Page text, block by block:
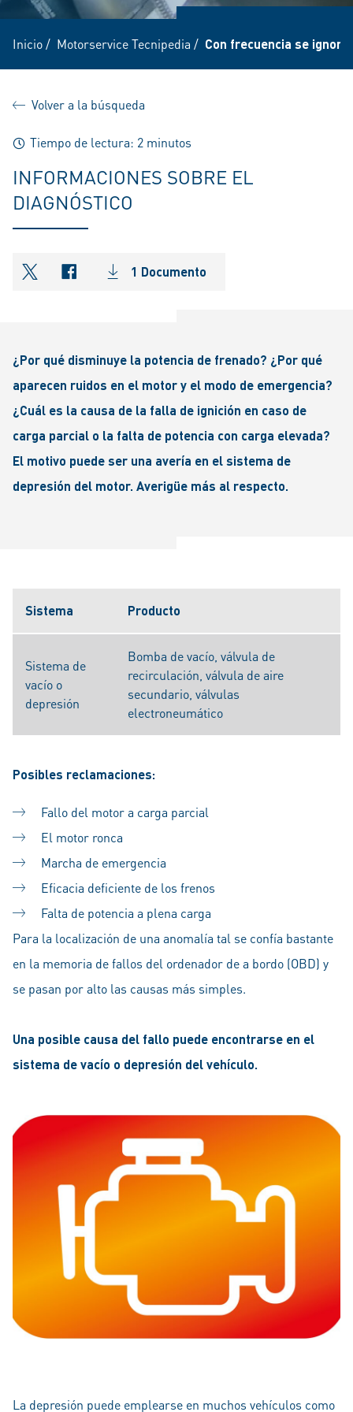
Inicio/ Motorservice Tecnipedia / Con frecuencia se
Volver a la búsqueda
Tiempo de lectura: 2 minutos
INFORMACIONES SOBRE EL
DIAGNÓSTICO
shareOntwitter
shareOnfacebook
1 Documento
¿Por qué disminuye la potencia de frenado? ¿Por qué
aparecen ruidos en el motor y el modo de emergencia?
¿Cuál es la causa de la falla de ignición en caso de
carga parcial o la falta de potencia con carga elevada?
El motivo puede ser una avería en el sistema de
depresión del motor. Averigüe más al respecto.
Sistema Producto
Sistema de
vacío o
depresión
Bomba de vacío, válvula de
recirculación, válvula de aire
secundario, válvulas
electroneumático
Posibles reclamaciones:
Fallo del motor a carga parcial
El motor ronca
Marcha de emergencia
Eficacia deficiente de los frenos
Falta de potencia a plena carga
Para la localización de una anomalía tal se confía bastante
en la memoria de fallos del ordenador de a bordo (OBD) y
se pasan por alto las causas más simples.
Una posible causa del fallo puede encontrarse en el
sistema de vacío o depresión del vehículo.
La depresión puede emplearse en muchos vehículos como